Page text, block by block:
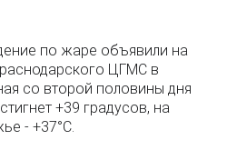
по жаре объявили на
ЦГМС в
со второй половины дня
+39 градусов, на
- +37°­С.